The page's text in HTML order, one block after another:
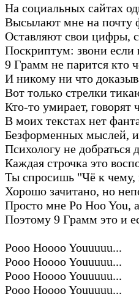
На социальных сайтах
Высылают мне на почту
Оставляют свои цифры,
Поскриптум: звони если
9 Грамм не парится кто
И никому ни что
Вот только стрелки
Кто-то умирает, говорят
В моих текстах нет
Безформенных мыслей,
Психологу не
Каждая строчка это
Ты спросишь "Чё к чему,
Хорошо зачитано, но
Просто мне Po Hoo You,
Поэтому 9 Грамм это и
Pooo Hoooo Youuuuu...
Pooo Hoooo Youuuuu...
Pooo Hoooo Youuuuu...
Pooo Hoooo Youuuuu...